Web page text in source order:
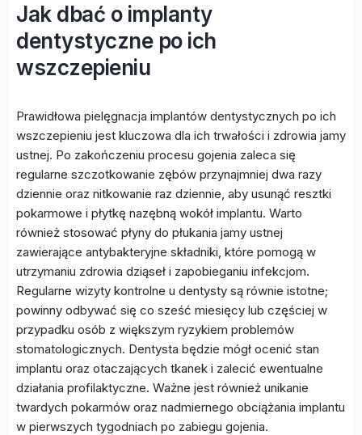
Jak dbać o implanty
dentystyczne po ich
wszczepieniu
Prawidłowa pielęgnacja implantów dentystycznych po ich
wszczepieniu jest kluczowa dla ich trwałości i zdrowia jamy
ustnej. Po zakończeniu procesu gojenia zaleca się
regularne szczotkowanie zębów przynajmniej dwa razy
dziennie oraz nitkowanie raz dziennie, aby usunąć resztki
pokarmowe i płytkę nazębną wokół implantu. Warto
również stosować płyny do płukania jamy ustnej
zawierające antybakteryjne składniki, które pomogą w
utrzymaniu zdrowia dziąseł i zapobieganiu infekcjom.
Regularne wizyty kontrolne u dentysty są równie istotne;
powinny odbywać się co sześć miesięcy lub częściej w
przypadku osób z większym ryzykiem problemów
stomatologicznych. Dentysta będzie mógł ocenić stan
implantu oraz otaczających tkanek i zalecić ewentualne
działania profilaktyczne. Ważne jest również unikanie
twardych pokarmów oraz nadmiernego obciążania implantu
w pierwszych tygodniach po zabiegu gojenia.